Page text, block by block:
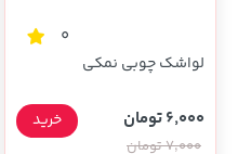
0
لواشک چوبی نمکی
6,000 تومان
7,000 تومان
خرید